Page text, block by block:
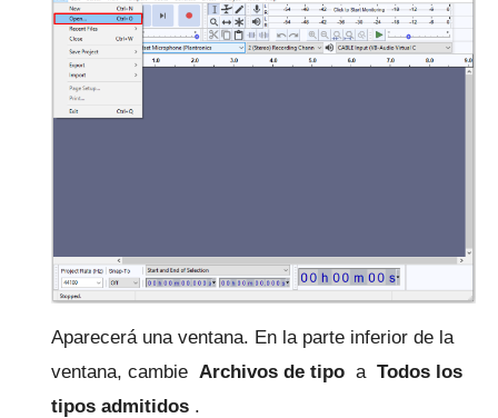
Aparecerá una ventana. En la parte inferior de la
ventana, cambie Archivos de tipo a Todos los
tipos admitidos .